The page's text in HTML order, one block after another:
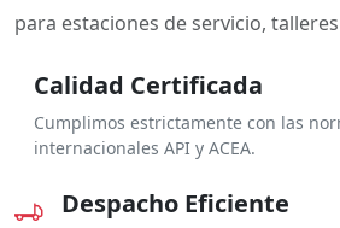
para estaciones de servicio,
Calidad Certificada
Cumplimos estrictamente con las
internacionales API y ACEA.
Despacho Eficiente